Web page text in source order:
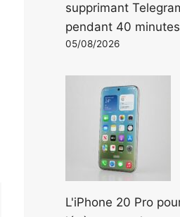
supprimant
pendant 40 minutes
05/08/2026
L'iPhone 20 Pro